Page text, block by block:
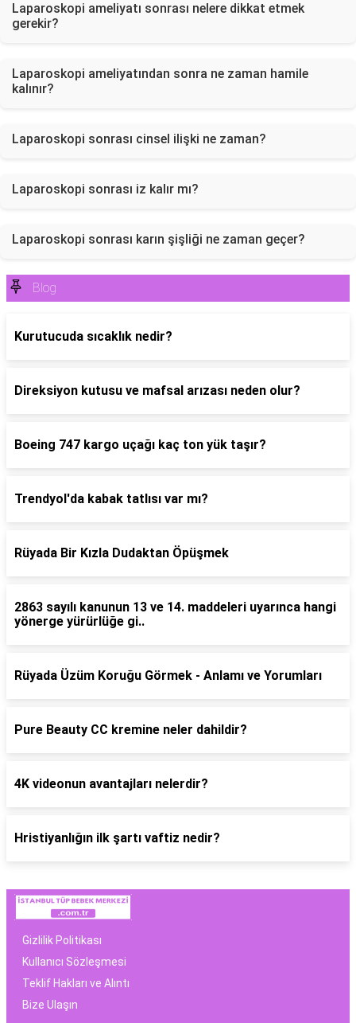
Laparoskopi ameliyatı sonrası nelere dikkat etmek
gerekir?
Laparoskopi ameliyatından sonra ne zaman hamile
kalınır?
Laparoskopi sonrası cinsel ilişki ne zaman?
Laparoskopi sonrası iz kalır mı?
Laparoskopi sonrası karın şişliği ne zaman geçer?
Blog
Kurutucuda sıcaklık nedir?
Direksiyon kutusu ve mafsal arızası neden olur?
Boeing 747 kargo uçağı kaç ton yük taşır?
Trendyol'da kabak tatlısı var mı?
Rüyada Bir Kızla Dudaktan Öpüşmek
2863 sayılı kanunun 13 ve 14. maddeleri uyarınca hangi
yönerge yürürlüğe gi..
Rüyada Üzüm Koruğu Görmek - Anlamı ve Yorumları
Pure Beauty CC kremine neler dahildir?
4K videonun avantajları nelerdir?
Hristiyanlığın ilk şartı vaftiz nedir?
Gizlilik Politikası
Kullanıcı Sözleşmesi
Teklif Hakları ve Alıntı
Bize Ulaşın